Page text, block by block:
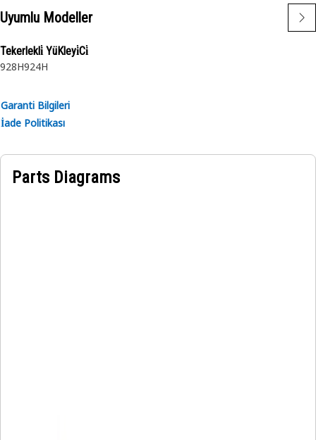
Uyumlu Modeller
Tekerlekli̇ YüKleyi̇Ci̇
928H924H
Garanti Bilgileri
İade Politikası
Parts Diagrams